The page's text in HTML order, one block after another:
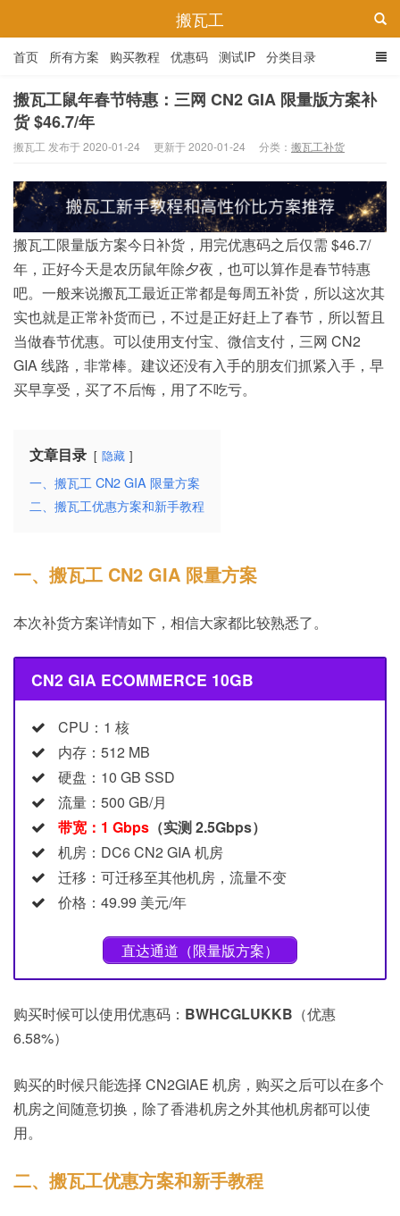
搬瓦工
首页 所有方案 购买教程 优惠码 测试IP 分类目录
搬瓦工鼠年春节特惠：三网 CN2 GIA 限量版方案补
货 $46.7/年
搬瓦工 发布于 2020-01-24 更新于 2020-01-24 分类： 搬瓦工补货
搬瓦工限量版方案今日补货，用完优惠码之后仅需 $46.7/
年，正好今天是农历鼠年除夕夜，也可以算作是春节特惠
吧。一般来说搬瓦工最近正常都是每周五补货，所以这次其
实也就是正常补货而已，不过是正好赶上了春节，所以暂且
当做春节优惠。可以使用支付宝、微信支付，三网 CN2
GIA 线路，非常棒。建议还没有入手的朋友们抓紧入手，早
买早享受，买了不后悔，用了不吃亏。
文章目录 隐藏
一、搬瓦工 CN2 GIA 限量方案
二、搬瓦工优惠方案和新手教程
一、搬瓦工 CN2 GIA 限量方案
本次补货方案详情如下，相信大家都比较熟悉了。
CN2 GIA ECOMMERCE 10GB
CPU：1 核
内存：512 MB
硬盘：10 GB SSD
流量：500 GB/月
带宽：1 Gbps （实测 2.5Gbps）
机房：DC6 CN2 GIA 机房
迁移：可迁移至其他机房，流量不变
价格：49.99 美元/年
直达通道（限量版方案）
购买时候可以使用优惠码： BWHCGLUKKB （优惠
6.58%）
购买的时候只能选择 CN2GIAE 机房，购买之后可以在多个
机房之间随意切换，除了香港机房之外其他机房都可以使
用。
二、搬瓦工优惠方案和新手教程